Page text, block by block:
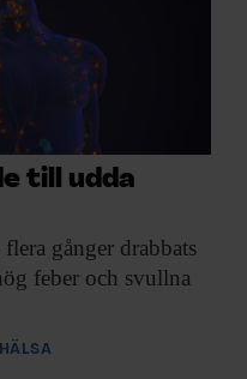
till udda
flera gånger drabbats
feber och svullna